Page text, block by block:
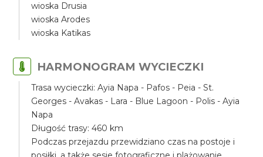
wioska Drusia
wioska Arodes
wioska Katikas
HARMONOGRAM WYCIECZKI
Trasa wycieczki: Ayia Napa - Pafos - Peia - St.
Georges - Avakas - Lara - Blue Lagoon - Polis - Ayia
Napa
Długość trasy: 460 km
Podczas przejazdu przewidziano czas na postoje i